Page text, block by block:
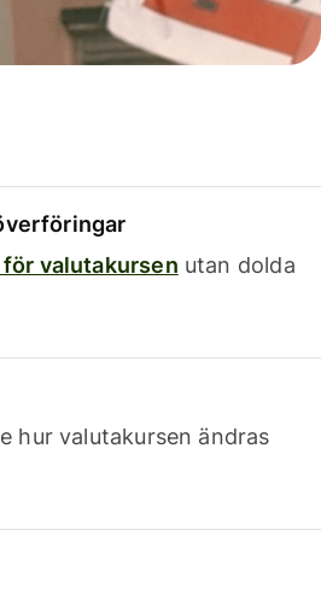
valutakursen utan dolda
hur valutakursen ändras